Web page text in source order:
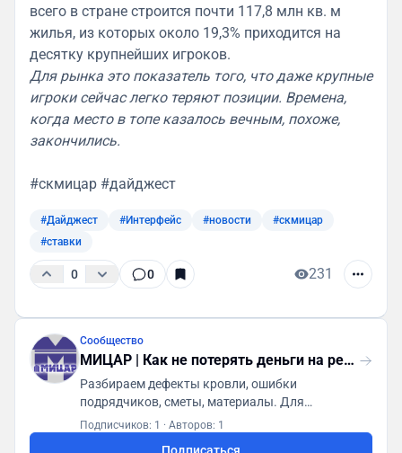
всего в стране строится почти 117,8 млн кв. м
жилья, из которых около 19,3% приходится на
десятку крупнейших игроков.
Для рынка это показатель того, что даже крупные
игроки сейчас легко теряют позиции. Времена,
когда место в топе казалось вечным, похоже,
закончились.
#скмицар #дайджест
#Дайджест #Интерфейс #новости
#скмицар
#ставки
0 0 231
Сообщество
МИЦАР | Как не потерять деньги на ремонте
Разбираем дефекты кровли, ошибки
подрядчиков, сметы, материалы. Для
собственников зданий, управляющих,
Подписчиков: 1 · Авторов: 1